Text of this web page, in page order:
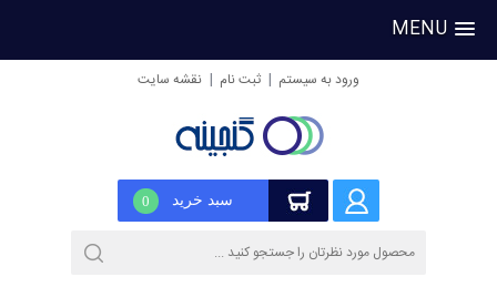
MENU
ورود به سیستم | ثبت نام | نقشه سایت
سبد خرید 0